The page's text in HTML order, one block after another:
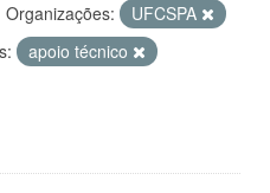
Organizações:
UFCSPA
apoio técnico